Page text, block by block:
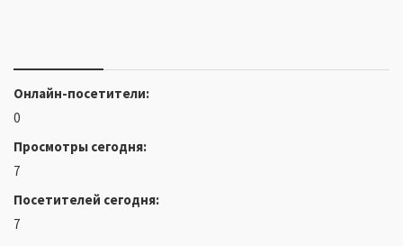
Онлайн-посетители:
0
Просмотры сегодня:
7
Посетителей сегодня:
7